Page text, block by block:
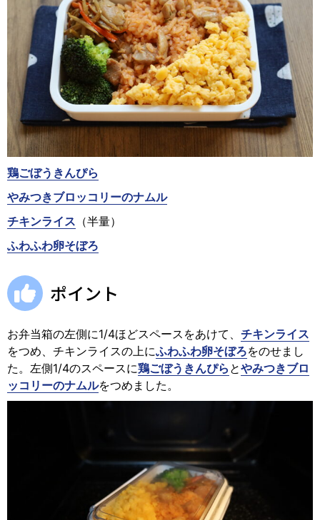
鶏ごぼうきんぴら
やみつきブロッコリーのナムル
チキンライス （半量）
ふわふわ卵そぼろ
ポイント
お弁当箱の左側に1/4ほどスペースをあけて、 チキンライス
をつめ、チキンライスの上にふわふわ卵そぼろをのせまし
た。左側1/4のスペースに鶏ごぼうきんぴら とやみつきブロ
ッコリーのナムルをつめました。